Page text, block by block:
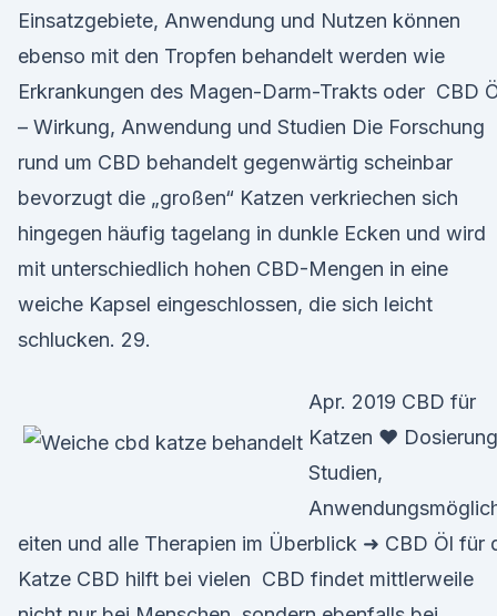
Einsatzgebiete, Anwendung und Nutzen können
ebenso mit den Tropfen behandelt werden wie
Erkrankungen des Magen-Darm-Trakts oder CBD
– Wirkung, Anwendung und Studien Die Forschung
rund um CBD behandelt gegenwärtig scheinbar
bevorzugt die „großen“ Katzen verkriechen sich
hingegen häufig tagelang in dunkle Ecken und wird
mit unterschiedlich hohen CBD-Mengen in eine
weiche Kapsel eingeschlossen, die sich leicht
schlucken. 29.
Apr. 2019 CBD für
Katzen ❤
Studien,
eiten und alle Therapien im Überblick ➜ CBD Öl für
Katze CBD hilft bei vielen CBD findet mittlerweile